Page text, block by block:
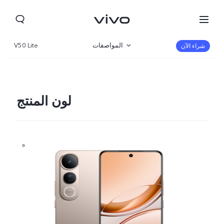
V50 Lite المواصفات شراء الآن
لون المنتج